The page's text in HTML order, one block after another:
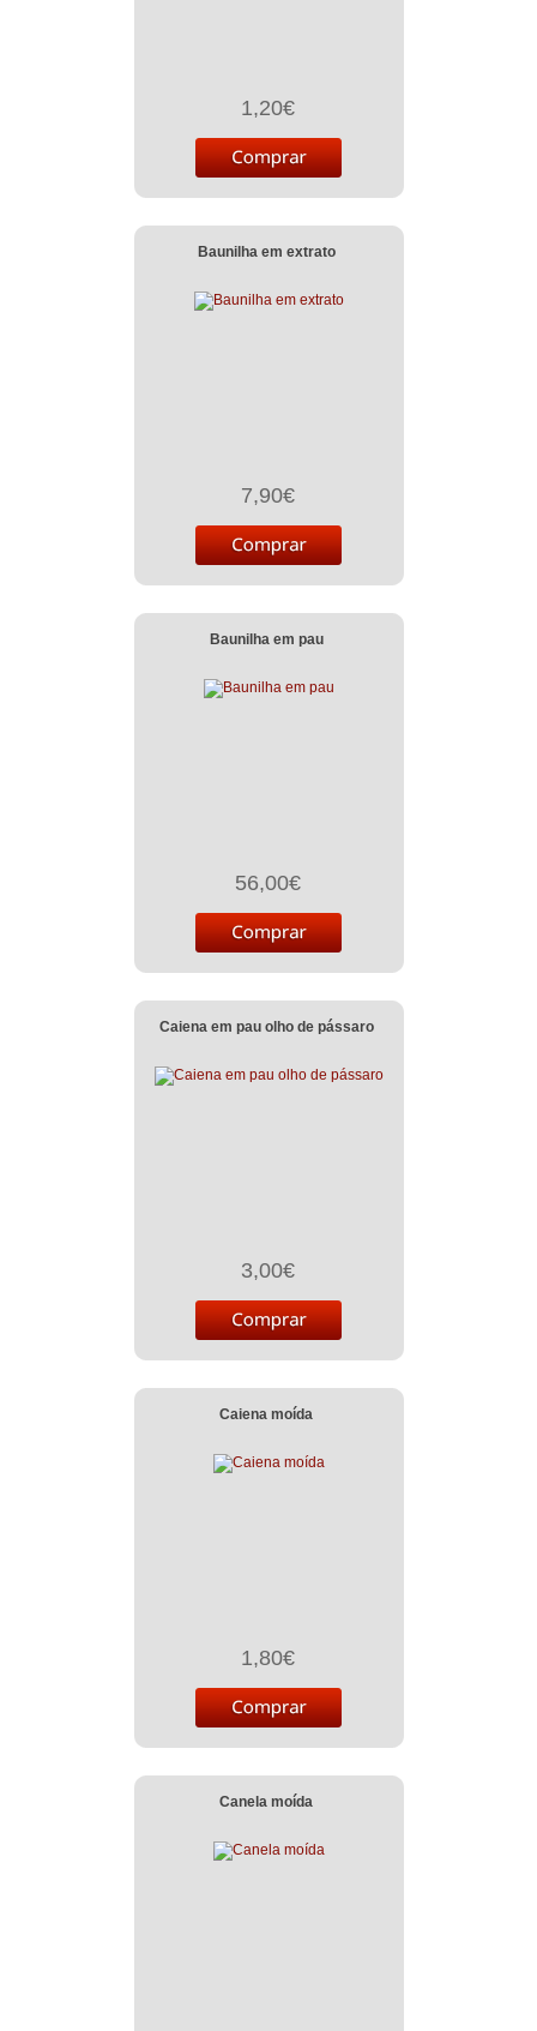
1,20€
Baunilha em extrato
7,90€
Baunilha em pau
56,00€
Caiena em pau olho de pássaro
3,00€
Caiena moída
1,80€
Canela moída